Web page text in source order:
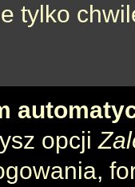
tylko
opcji